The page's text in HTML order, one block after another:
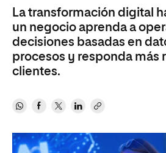
La transformación digital
un negocio aprenda a
decisiones basadas en
procesos y responda más
clientes.